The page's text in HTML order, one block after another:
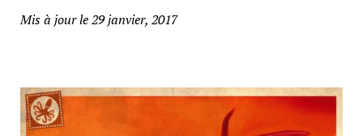
Mis à jour le 29 janvier, 2017